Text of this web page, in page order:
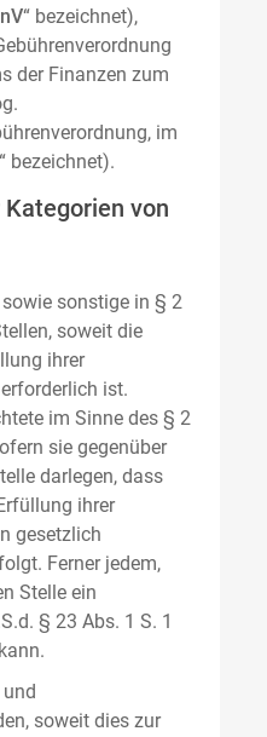
“ bezeichnet),
der Finanzen zum
im
“ bezeichnet).
von
sowie sonstige in § 2
soweit die
ihrer
ist.
im Sinne des § 2
sie gegenüber
darlegen, dass
ihrer
gesetzlich
Ferner jedem,
Stelle ein
§ 23 Abs. 1 S. 1
soweit dies zur